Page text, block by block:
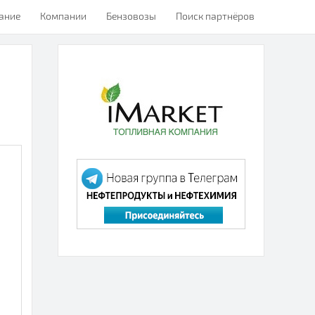
Компании Бензовозы Поиск партнёров